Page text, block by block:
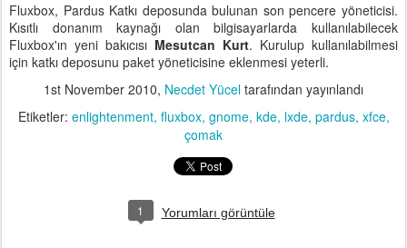
Fluxbox, Pardus Katkı deposunda bulunan son pencere yöneticisi.
Kısıtlı donanım kaynağı olan bilgisayarlarda kullanılabilecek
Fluxbox'ın yeni bakıcısı Mesutcan Kurt. Kurulup kullanılabilmesi
için katkı deposunu paket yöneticisine eklenmesi yeterli.
1st November 2010, Necdet Yücel tarafından yayınlandı
Etiketler: enlightenment fluxbox gnome kde lxde pardus xfce
çomak
1 Yorumları görüntüle